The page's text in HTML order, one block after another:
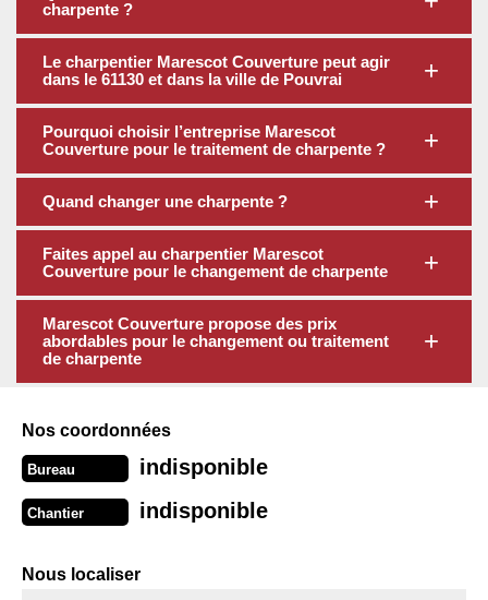
charpente ?
Le charpentier Marescot Couverture peut agir
dans le 61130 et dans la ville de Pouvrai
Pourquoi choisir l’entreprise Marescot
Couverture pour le traitement de charpente ?
Quand changer une charpente ?
Faites appel au charpentier Marescot
Couverture pour le changement de charpente
Marescot Couverture propose des prix
abordables pour le changement ou traitement
de charpente
Nos coordonnées
Bureau indisponible
Chantier indisponible
Nous localiser